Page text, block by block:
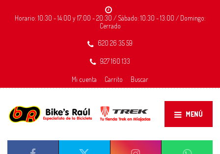
Horario: 10:30 - 14:00 y 17:00 - 20:30 / Sábado: 10:30 - 13:00 / Domingo:
Cerrado
620 26 35 59
927 160 133
Mi cuenta Carrito Buscar
MENÚ